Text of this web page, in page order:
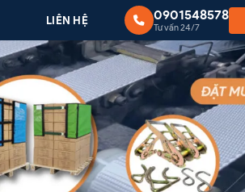
LIÊN HỆ 0901548578
Tư vấn 24/7